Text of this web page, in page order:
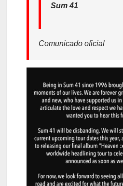
Sum 41
Comunicado oficial